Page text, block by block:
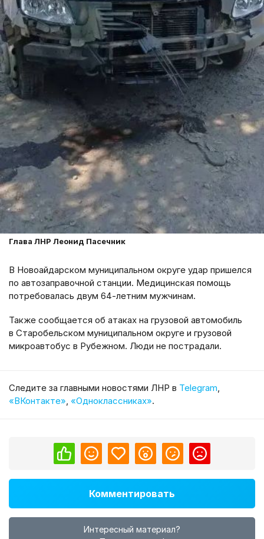
Глава ЛНР Леонид Пасечник
В Новоайдарском муниципальном округе удар пришелся
по автозаправочной станции. Медицинская помощь
потребовалась двум 64-летним мужчинам.
Также сообщается об атаках на грузовой автомобиль
в Старобельском муниципальном округе и грузовой
микроавтобус в Рубежном. Люди не пострадали.
Cледите за главными новостями ЛНР в Telegram,
«ВКонтакте», «Одноклассниках».
Комментировать
Интересный материал?